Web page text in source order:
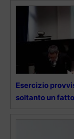
Esercizio
soltanto un